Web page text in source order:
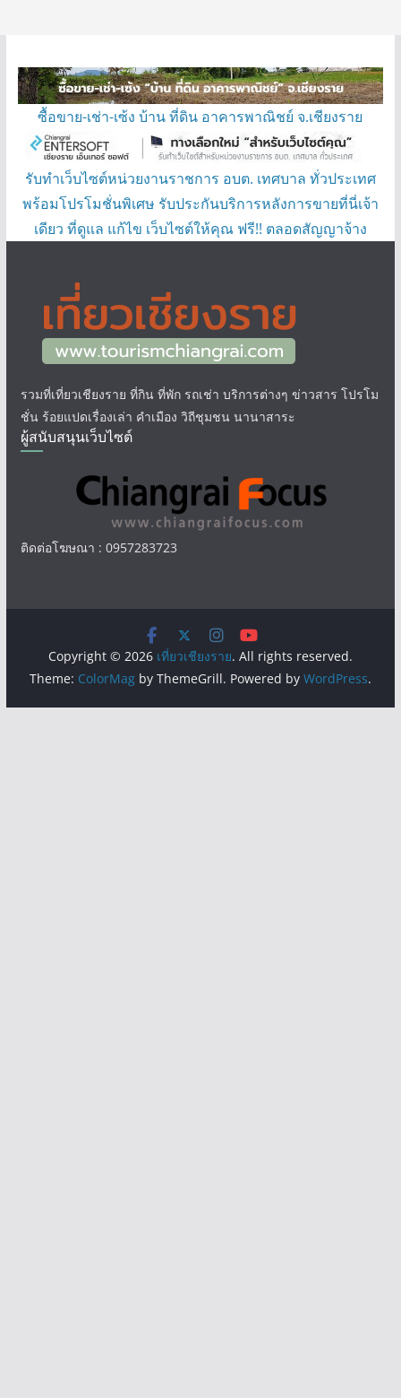
ซื้อขาย-เช่า-เซ้ง บ้าน ที่ดิน อาคารพาณิชย์ จ.เชียงราย
รับทำเว็บไซต์หน่วยงานราชการ อบต. เทศบาล ทั่วประเทศ
พร้อมโปรโมชั่นพิเศษ รับประกันบริการหลังการขายที่นี่เจ้า
เดียว ที่ดูแล แก้ไข เว็บไซต์ให้คุณ ฟรี!! ตลอดสัญญาจ้าง
รวมที่เที่ยวเชียงราย ที่กิน ที่พัก รถเช่า บริการต่างๆ ข่าวสาร โปรโม
ชั่น ร้อยแปดเรื่องเล่า คำเมือง วิถีชุมชน นานาสาระ
ผู้สนับสนุนเว็บไซต์
ติดต่อโฆษณา : 0957283723
Copyright © 2026 เที่ยวเชียงราย. All rights reserved.
Theme: ColorMagby ThemeGrill. Powered by WordPress.